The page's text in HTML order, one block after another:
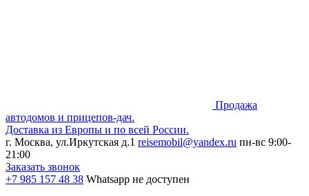
Продажа
автодомов и прицепов-дач.
Доставка из Европы и по всей России.
г. Москва, ул.Иркутская д.1 reisemobil@yandex.ru пн-вс 9:00-
21:00
Заказать звонок
+7 985 157 48 38 Whatsapp не доступен